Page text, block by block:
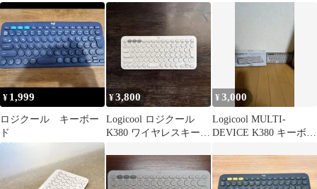
本語配列 箱付き
トK380＋M350
¥ 1,999
ロジクール キーボー
ド
¥3,800
Logicool ロジクール
K380 ワイヤレスキーボ
¥3,000
Logicool MULTI-
DEVICE K380 キーボー